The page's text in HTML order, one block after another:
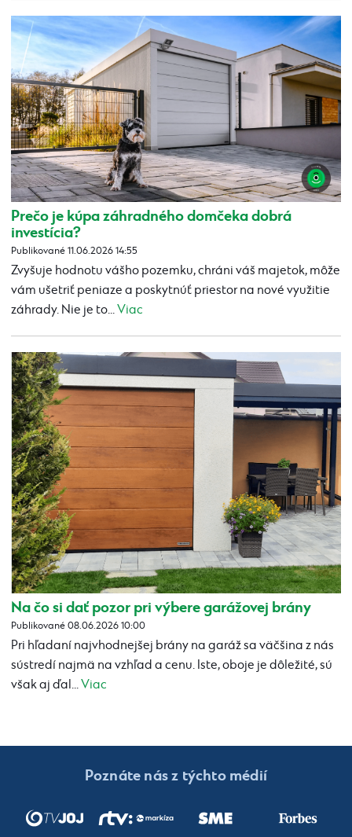
Prečo je kúpa záhradného domčeka dobrá
investícia?
Publikované 11.06.2026 14:55
Zvyšuje hodnotu vášho pozemku, chráni váš majetok, môže
vám ušetriť peniaze a poskytnúť priestor na nové využitie
záhrady. Nie je to...Viac
Na čo si dať pozor pri výbere garážovej brány
Publikované 08.06.2026 10:00
Pri hľadaní najvhodnejšej brány na garáž sa väčšina z nás
sústredí najmä na vzhľad a cenu. Iste, oboje je dôležité, sú
však aj ďal...Viac
Poznáte nás z týchto médií